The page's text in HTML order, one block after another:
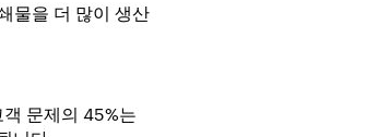
물을 더 많이 생산
문제의 45%는